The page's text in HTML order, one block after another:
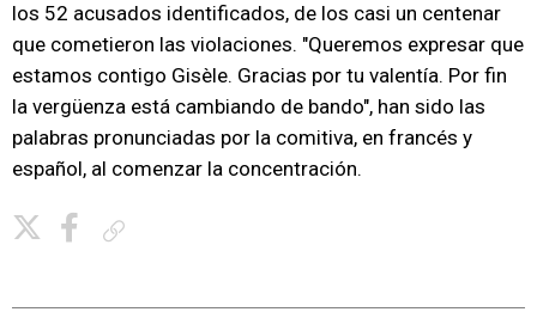
los 52 acusados identificados, de los casi un centenar
que cometieron las violaciones. "Queremos expresar que
estamos contigo Gisèle. Gracias por tu valentía. Por fin
la vergüenza está cambiando de bando", han sido las
palabras pronunciadas por la comitiva, en francés y
español, al comenzar la concentración.